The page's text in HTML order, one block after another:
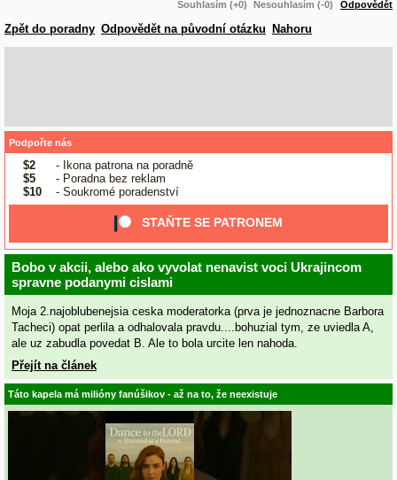
Souhlasím (+0) Nesouhlasím (-0) Odpovědět
Zpět do poradny Odpovědět na původní otázku Nahoru
Podpořte nás
$2
- Ikona patrona na poradně
$5
- Poradna bez reklam
$10
- Soukromé poradenství
STAŇTE SE PATRONEM
Bobo v akcii, alebo ako vyvolat nenavist voci Ukrajincom
spravne podanymi cislami
Moja 2.najoblubenejsia ceska moderatorka (prva je jednoznacne Barbora
Tacheci) opat perlila a odhalovala pravdu....bohuzial tym, ze uviedla A,
ale uz zabudla povedat B. Ale to bola urcite len nahoda.
Přejít na článek
Táto kapela má milióny fanúšikov - až na to, že neexistuje